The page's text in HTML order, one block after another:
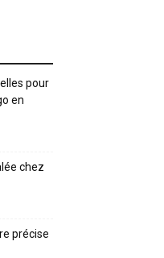
pour
en
chez
précise